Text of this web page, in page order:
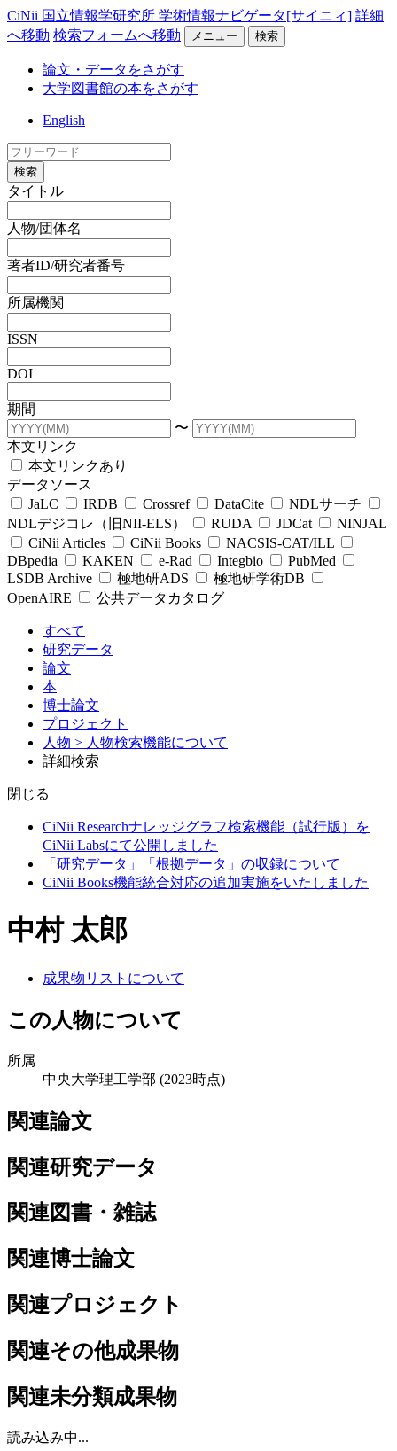
CiNii 国立情報学研究所 学術情報ナビゲータ[サイニィ] 詳細
へ移動 検索フォームへ移動 メニュー 検索
論文・データをさがす
大学図書館の本をさがす
English
検索
タイトル
人物/団体名
著者ID/研究者番号
所属機関
ISSN
DOI
期間
〜
本文リンク
本文リンクあり
データソース
JaLC
IRDB Crossref DataCite
NDLサーチ
NDLデジコレ（旧NII-ELS）
RUDA JDCat
NINJAL
CiNii Articles
CiNii Books
NACSIS-CAT/ILL
DBpedia
KAKEN e-Rad Integbio
PubMed
LSDB Archive
極地研ADS
極地研学術DB
OpenAIRE
公共データカタログ
すべて
研究データ
論文
本
博士論文
プロジェクト
人物 > 人物検索機能について
詳細検索
閉じる
CiNii Researchナレッジグラフ検索機能（試行版）を
CiNii Labsにて公開しました
「研究データ」「根拠データ」の収録について
CiNii Books機能統合対応の追加実施をいたしました
中村 太郎
成果物リストについて
この人物について
所属
中央大学理工学部 (2023時点)
関連論文
関連研究データ
関連図書・雑誌
関連博士論文
関連プロジェクト
関連その他成果物
関連未分類成果物
読み込み中...